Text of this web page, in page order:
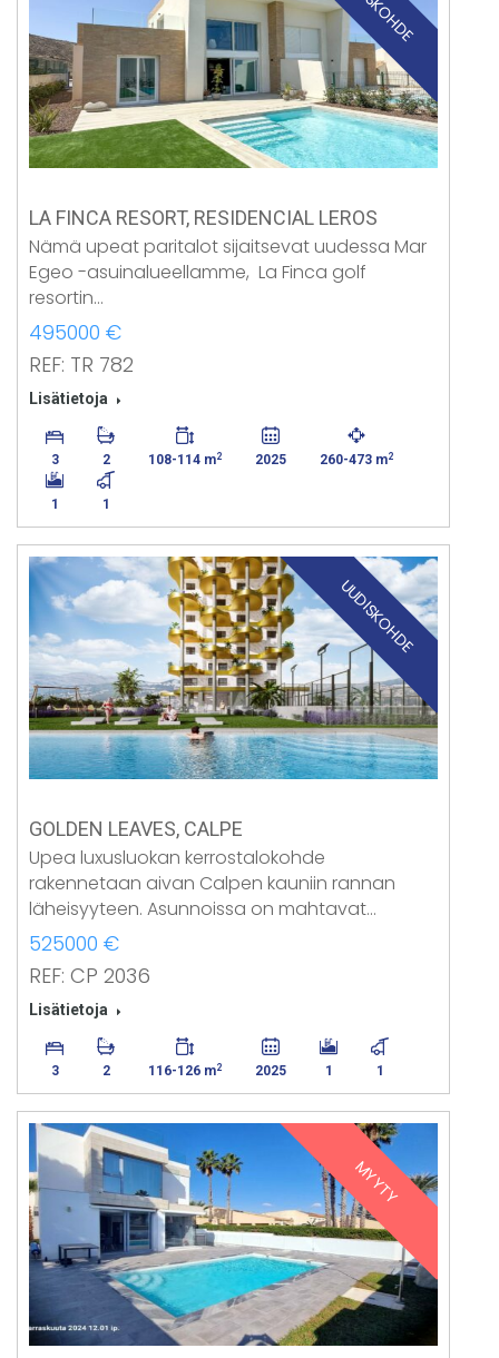
LA FINCA RESORT, RESIDENCIAL LEROS
Nämä upeat paritalot sijaitsevat uudessa Mar
Egeo -asuinalueellamme, La Finca golf
resortin…
495000 €
REF: TR 782
Lisätietoja
3 2 108-114 m2 2025 260-473 m2
1 1
UUDISKOHDE
GOLDEN LEAVES, CALPE
Upea luxusluokan kerrostalokohde
rakennetaan aivan Calpen kauniin rannan
läheisyyteen. Asunnoissa on mahtavat…
525000 €
REF: CP 2036
Lisätietoja
3 2 116-126 m2 2025 1 1
MYYTY